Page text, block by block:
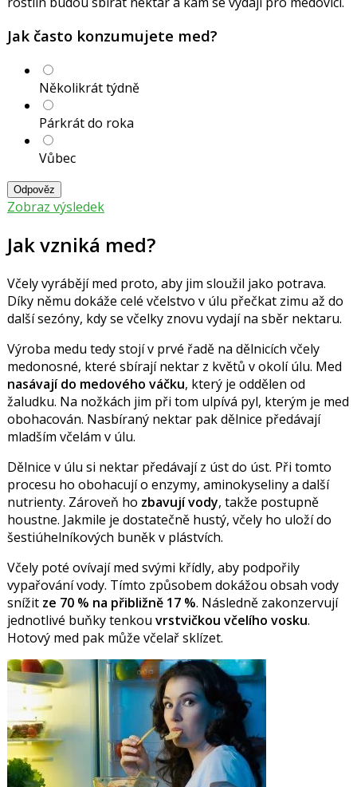
Jak často konzumujete med?
Několikrát týdně
Párkrát do roka
Vůbec
Odpověz
Zobraz výsledek
Jak vzniká med?
Včely vyrábějí med proto, aby jim sloužil jako potrava.
Díky němu dokáže celé včelstvo v úlu přečkat zimu až do
další sezóny, kdy se včelky znovu vydají na sběr nektaru.
Výroba medu tedy stojí v prvé řadě na dělnicích včely
medonosné, které sbírají nektar z květů v okolí úlu. Med
nasávají do medového váčku, který je oddělen od
žaludku. Na nožkách jim při tom ulpívá pyl, kterým je med
obohacován. Nasbíraný nektar pak dělnice předávají
mladším včelám v úlu.
Dělnice v úlu si nektar předávají z úst do úst. Při tomto
procesu ho obohacují o enzymy, aminokyseliny a další
nutrienty. Zároveň ho zbavují vody, takže postupně
houstne. Jakmile je dostatečně hustý, včely ho uloží do
šestiúhelníkových buněk v plástvích.
Včely poté ovívají med svými křídly, aby podpořily
vypařování vody. Tímto způsobem dokážou obsah vody
snížit ze 70 % na přibližně 17 %. Následně zakonzervují
jednotlivé buňky tenkou vrstvičkou včelího vosku.
Hotový med pak může včelař sklízet.